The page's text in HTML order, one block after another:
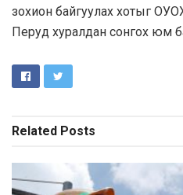
зохион байгуулах хотыг
Перуд хуралдан сонгох юм
Related Posts